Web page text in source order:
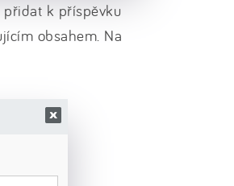
k příspěvku
obsahem. Na